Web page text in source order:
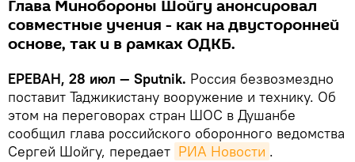
Глава Минобороны Шойгу анонсировал
совместные учения - как на двусторонней
основе, так и в рамках ОДКБ.
ЕРЕВАН, 28 июл — Sputnik. Россия безвозмездно
поставит Таджикистану вооружение и технику. Об
этом на переговорах стран ШОС в Душанбе
сообщил глава российского оборонного ведомства
Сергей Шойгу, передает РИА Новости .